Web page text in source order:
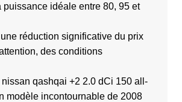
puissance idéale entre 80, 95 et
réduction significative du prix
des conditions
qashqai +2 2.0 dCi 150 all-
modèle incontournable de 2008